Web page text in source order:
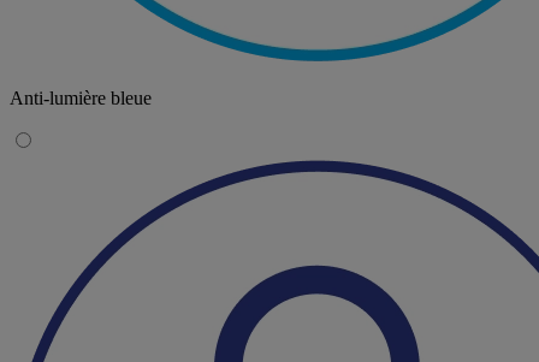
Anti-lumière bleue